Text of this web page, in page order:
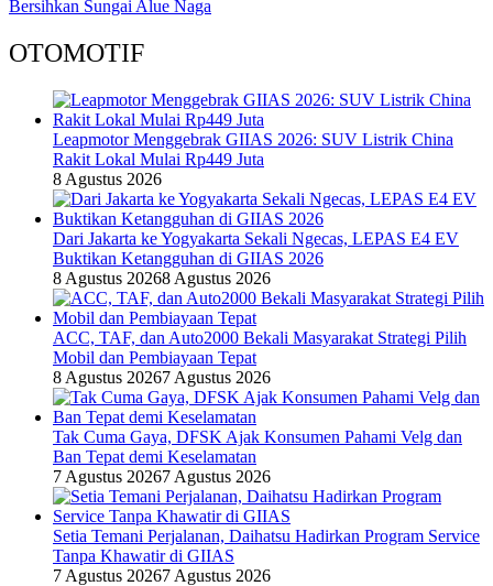
Bersihkan Sungai Alue Naga
OTOMOTIF
Leapmotor Menggebrak GIIAS 2026: SUV Listrik China
Rakit Lokal Mulai Rp449 Juta
8 Agustus 2026
Dari Jakarta ke Yogyakarta Sekali Ngecas, LEPAS E4 EV
Buktikan Ketangguhan di GIIAS 2026
8 Agustus 20268 Agustus 2026
ACC, TAF, dan Auto2000 Bekali Masyarakat Strategi Pilih
Mobil dan Pembiayaan Tepat
8 Agustus 20267 Agustus 2026
Tak Cuma Gaya, DFSK Ajak Konsumen Pahami Velg dan
Ban Tepat demi Keselamatan
7 Agustus 20267 Agustus 2026
Setia Temani Perjalanan, Daihatsu Hadirkan Program Service
Tanpa Khawatir di GIIAS
7 Agustus 20267 Agustus 2026